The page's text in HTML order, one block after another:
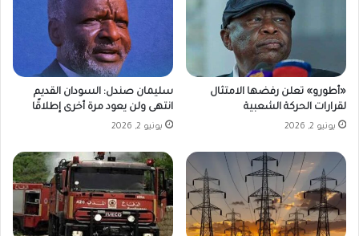
«أطورو» تعلن رفضها الامتثال
لقرارات الحركة الشعبية
يونيو 2, 2026
سليمان صندل: السودان القديم
انتهى ولن يعود مرة أخرى إطلاقًا
يونيو 2, 2026